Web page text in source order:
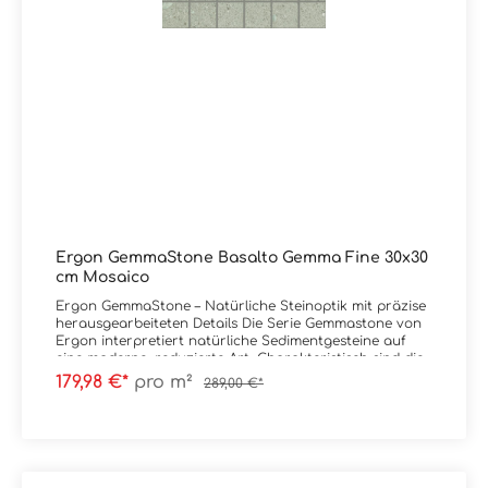
Ergon GemmaStone Basalto Gemma Fine 30x30
cm Mosaico
Ergon GemmaStone – Natürliche Steinoptik mit präzise
herausgearbeiteten Details Die Serie Gemmastone von
Ergon interpretiert natürliche Sedimentgesteine auf
eine moderne, reduzierte Art. Charakteristisch sind die
fein herausgearbeiteten Steineinschlüsse, die der
Oberfläche Tiefe und Authentizität verleihen, ohne
179,98 €* pro m² 289,00 €*